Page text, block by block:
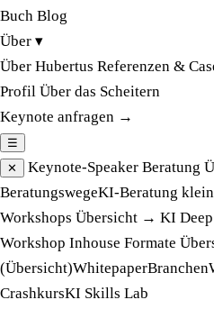
Buch Blog
Über ▾
Über Hubertus Referenzen &
Profil Über das Scheitern
Keynote anfragen →
☰
✕
Keynote-Speaker Beratung
BeratungswegeKI-Beratung
Workshops Übersicht → KI
Workshop Inhouse Formate
(Übersicht)WhitepaperBranchen
CrashkursKI Skills Lab